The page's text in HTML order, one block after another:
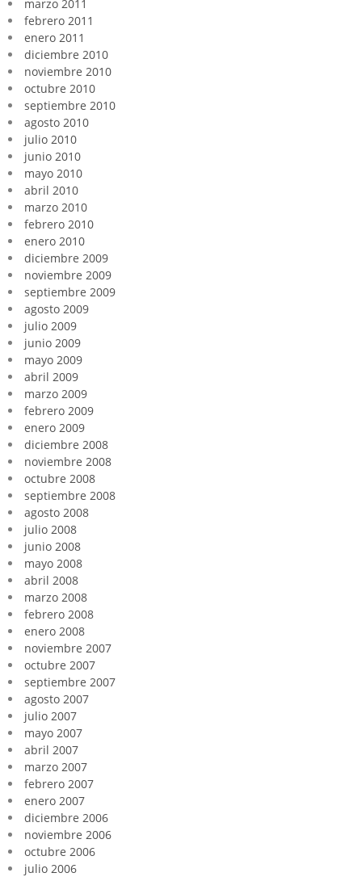
marzo 2011
febrero 2011
enero 2011
diciembre 2010
noviembre 2010
octubre 2010
septiembre 2010
agosto 2010
julio 2010
junio 2010
mayo 2010
abril 2010
marzo 2010
febrero 2010
enero 2010
diciembre 2009
noviembre 2009
septiembre 2009
agosto 2009
julio 2009
junio 2009
mayo 2009
abril 2009
marzo 2009
febrero 2009
enero 2009
diciembre 2008
noviembre 2008
octubre 2008
septiembre 2008
agosto 2008
julio 2008
junio 2008
mayo 2008
abril 2008
marzo 2008
febrero 2008
enero 2008
noviembre 2007
octubre 2007
septiembre 2007
agosto 2007
julio 2007
mayo 2007
abril 2007
marzo 2007
febrero 2007
enero 2007
diciembre 2006
noviembre 2006
octubre 2006
julio 2006